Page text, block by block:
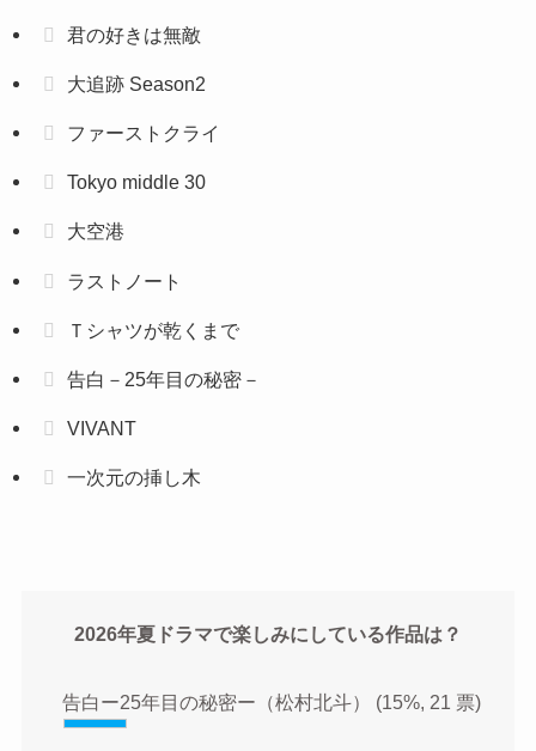
君の好きは無敵
大追跡 Season2
ファーストクライ
Tokyo middle 30
大空港
ラストノート
Ｔシャツが乾くまで
告白－25年目の秘密－
VIVANT
一次元の挿し木
2026年夏ドラマで楽しみにしている作品は？
告白ー25年目の秘密ー（松村北斗） (15%, 21 票)